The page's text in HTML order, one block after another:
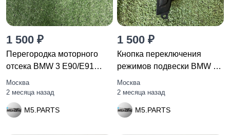
1 500 ₽
Перегородка моторного
отсека BMW 3 E90/E91
рест.
Москва
2 месяца назад
M5.PARTS
1 500 ₽
Кнопка переключения
режимов подвески BMW 5
F10/F11
Москва
2 месяца назад
M5.PARTS